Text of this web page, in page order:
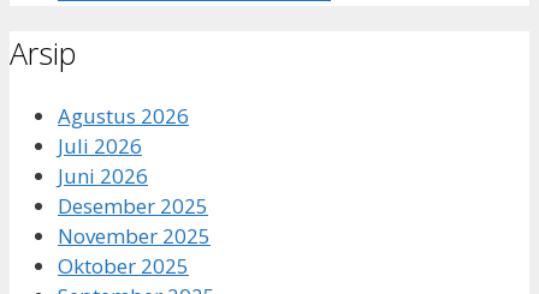
Arsip
Agustus 2026
Juli 2026
Juni 2026
Desember 2025
November 2025
Oktober 2025